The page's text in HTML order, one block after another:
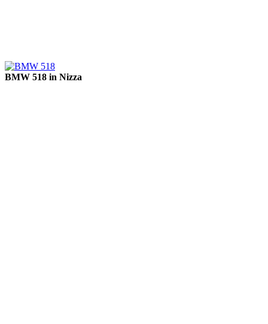
BMW 518 in Nizza